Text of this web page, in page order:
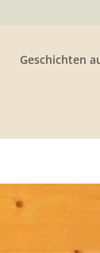
Geschichten